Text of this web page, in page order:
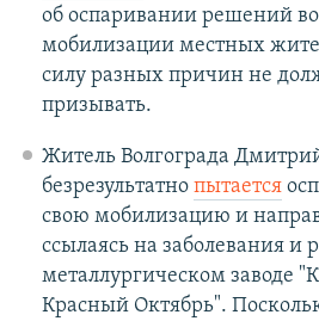
об оспаривании решений
мобилизации местных
силу разных причин не
призывать.
Житель Волгограда
безрезультатно пытается
свою мобилизацию и
ссылаясь на заболевания и
металлургическом заводе
Красный Октябрь".